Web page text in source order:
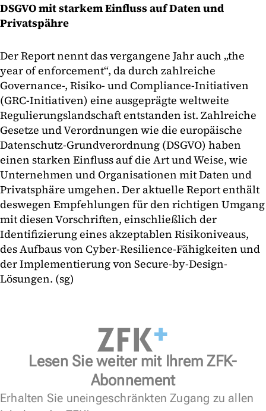
DSGVO mit starkem Einfluss auf Daten und
Privatspähre
Der Report nennt das vergangene Jahr auch „the
year of enforcement“, da durch zahlreiche
Governance-, Risiko- und Compliance-Initiativen
(GRC-Initiativen) eine ausgeprägte weltweite
Regulierungslandschaft entstanden ist. Zahlreiche
Gesetze und Verordnungen wie die europäische
Datenschutz-Grundverordnung (DSGVO) haben
einen starken Einfluss auf die Art und Weise, wie
Unternehmen und Organisationen mit Daten und
Privatsphäre umgehen. Der aktuelle Report enthält
deswegen Empfehlungen für den richtigen Umgang
mit diesen Vorschriften, einschließlich der
Identifizierung eines akzeptablen Risikoniveaus,
des Aufbaus von Cyber-Resilience-Fähigkeiten und
der Implementierung von Secure-by-Design-
Lösungen. (sg)
Lesen Sie weiter mit Ihrem ZFK-
Abonnement
Erhalten Sie uneingeschränkten Zugang zu allen